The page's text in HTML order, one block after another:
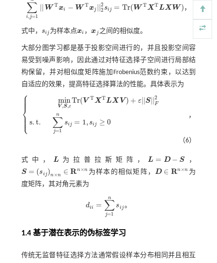
∑
i ,j=1
|| W Txi − W Txj ||2
2si j = Tr( W TXTLX W )
∑i, = ||WTxi- WT xj|| 2 2sij Tr(W TX TLXW) ，
式中， si j
sij 为样本点xi
xi ，x j
xj 之间的相似度。
大部分图学习都是基于投影空间进行的，并且投影空间容
易受到噪声影响，因此通过对特征选择子空间进行局部结
构保留，并对相似度矩阵施加Frobenius范数约束，以达到
自适应的效果，提高特征选择算法的性能。具体表示为
⎧
⎩
⎨
⎪
⎪
⎪
⎪⎪⎪
min
V,S,ε
Tr( V TXTLX V ) + ε||S||2
F
s. t. ∑
j=1
n
si j = 1,si j ≥ 0
m VTX ，
（6）
式中， L
L 为拉普拉斯矩阵，L = D − S
L= D-S ，
S = (si j )n×n ∈ Rn×n
S= sijn ×n∈Rn×n 为样本的相似矩阵，D ∈ Rn×n
D∈R n×n
为
度矩阵，其对角元素为
dii = ∑
j=1
n
si j
dii= ∑j= 1n ij 。
1.4 基于潜在表示的伪标签学习
传统无监督特征选择方法通常假设样本分布相同并且相互